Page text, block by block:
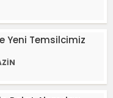
Yeni Temsilcimiz